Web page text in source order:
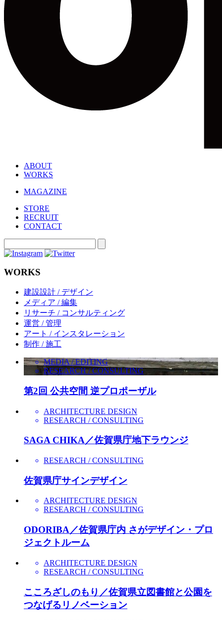
ABOUT
WORKS
MAGAZINE
STORE
RECRUIT
CONTACT
WORKS
建設設計 / デザイン
メディア / 編集
リサーチ / コンサルティング
運営 / 管理
アート / インスタレーション
制作 / 施工
MEDIA / EDITING
RESEARCH / CONSULTING
第2回 公共空間 逆プロポーザル
ARCHITECTURE DESIGN
RESEARCH / CONSULTING
SAGA CHIKA／佐賀県庁地下ラウンジ
RESEARCH / CONSULTING
佐賀県庁サインデザイン
ARCHITECTURE DESIGN
RESEARCH / CONSULTING
ODORIBA／佐賀県庁内 さがデザイン・プロ
ジェクトルーム
ARCHITECTURE DESIGN
RESEARCH / CONSULTING
こころざしのもり／佐賀県立図書館と公園を
つなげるリノベーション